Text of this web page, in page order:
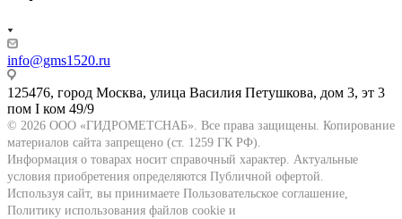
info@gms1520.ru
125476, город Москва, улица Василия Петушкова, дом 3, эт 3
пом I ком 49/9
© 2026 ООО «ГИДРОМЕТСНАБ». Все права защищены. Копирование
материалов сайта запрещено (ст. 1259 ГК РФ).
Информация о товарах носит справочный характер. Актуальные
условия приобретения определяются Публичной офертой.
Используя сайт, вы принимаете Пользовательское соглашение,
Политику использования файлов cookie и